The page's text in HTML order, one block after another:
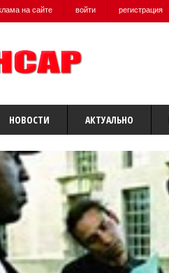
на сайте войти регистрация
НОВОСТИ АКТУАЛЬНО